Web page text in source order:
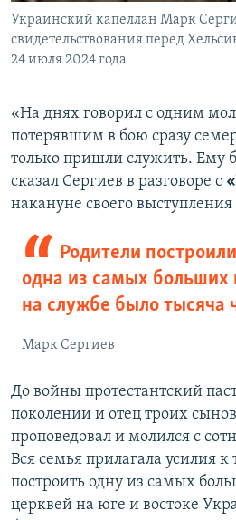
Украинский капеллан Марк
свидетельствования перед
24 июля 2024 года
«На днях говорил с одним
потерявшим в бою сразу
только пришли служить. Ему
сказал Сергиев в разговоре с
накануне своего
Родители
одна из самых больших
на службе было тысяча
Марк Сергиев
До войны протестантский
поколении и отец троих
проповедовал и молился с
Вся семья прилагала усилия к
построить одну из самых
церквей на юге и востоке